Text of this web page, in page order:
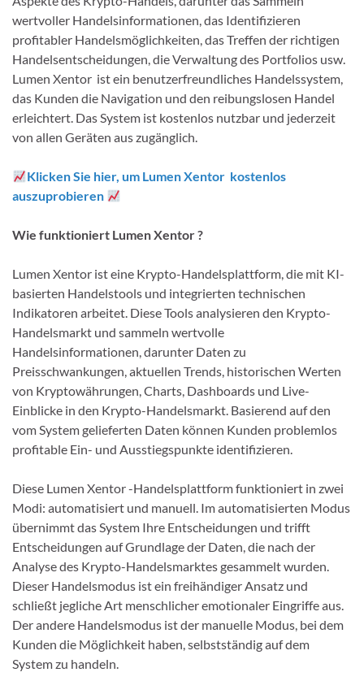
wertvoller Handelsinformationen, das Identifizieren
profitabler Handelsmöglichkeiten, das Treffen der richtigen
Handelsentscheidungen, die Verwaltung des Portfolios usw.
Lumen Xentor ist ein benutzerfreundliches Handelssystem,
das Kunden die Navigation und den reibungslosen Handel
erleichtert. Das System ist kostenlos nutzbar und jederzeit
von allen Geräten aus zugänglich.
Klicken Sie hier, um Lumen Xentor kostenlos
auszuprobieren
Wie funktioniert Lumen Xentor ?
Lumen Xentor ist eine Krypto-Handelsplattform, die mit KI-
basierten Handelstools und integrierten technischen
Indikatoren arbeitet. Diese Tools analysieren den Krypto-
Handelsmarkt und sammeln wertvolle
Handelsinformationen, darunter Daten zu
Preisschwankungen, aktuellen Trends, historischen Werten
von Kryptowährungen, Charts, Dashboards und Live-
Einblicke in den Krypto-Handelsmarkt. Basierend auf den
vom System gelieferten Daten können Kunden problemlos
profitable Ein- und Ausstiegspunkte identifizieren.
Diese Lumen Xentor -Handelsplattform funktioniert in zwei
Modi: automatisiert und manuell. Im automatisierten Modus
übernimmt das System Ihre Entscheidungen und trifft
Entscheidungen auf Grundlage der Daten, die nach der
Analyse des Krypto-Handelsmarktes gesammelt wurden.
Dieser Handelsmodus ist ein freihändiger Ansatz und
schließt jegliche Art menschlicher emotionaler Eingriffe aus.
Der andere Handelsmodus ist der manuelle Modus, bei dem
Kunden die Möglichkeit haben, selbstständig auf dem
System zu handeln.